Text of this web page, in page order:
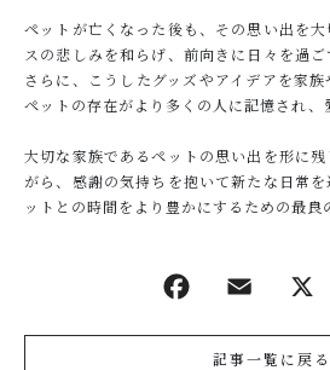
ペットが亡くなった後も、その思い出を
スの悲しみを和らげ、前向きに日々を過ご
さらに、こうしたグッズやアイデアを家族
ペットの存在がより多くの人に記憶され、
大切な家族であるペットの思い出を形に
がら、感謝の気持ちを抱いて新たな日常
ットとの時間をより豊かにするための最良
記事一覧に戻る